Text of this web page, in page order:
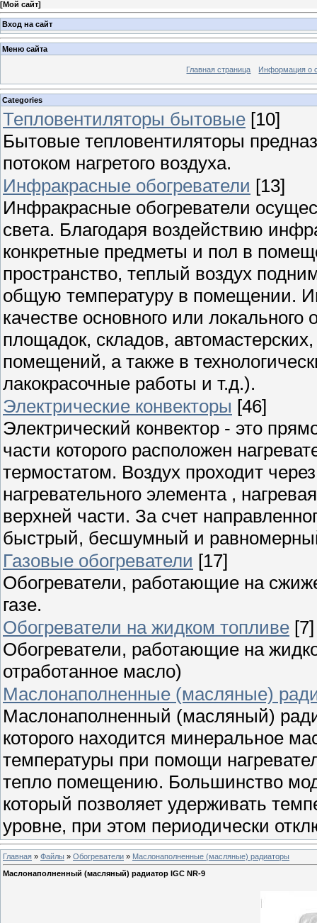
[Мой сайт]
Вход на сайт
Меню сайта
Главная страница Информация о
Categories
Тепловентиляторы бытовые [10]
Бытовые тепловентиляторы
потоком нагретого воздуха.
Инфракрасные обогреватели [13]
Инфракрасные обогреватели
света. Благодаря воздействию
конкретные предметы и пол в
пространство, теплый воздух
общую температуру в помещении.
качестве основного или
площадок, складов,
помещений, а также в
лакокрасочные работы и т.д.).
Электрические конвекторы [46]
Электрический конвектор - это
части которого расположен
термостатом. Воздух проходит
нагревательного элемента ,
верхней части. За счет
быстрый, бесшумный и
Газовые обогреватели [17]
Обогреватели, работающие на
газе.
Обогреватели на жидком топливе [7]
Обогреватели, работающие на
отработанное масло)
Маслонаполненные (масляные)
Маслонаполненный (масляный)
которого находится минеральное
температуры при помощи
тепло помещению. Большинство
который позволяет удерживать
уровне, при этом периодически
Главная » Файлы » Обогреватели » Маслонаполненные (масляные) радиаторы
Маслонаполненный (масляный) радиатор IGC NR-9